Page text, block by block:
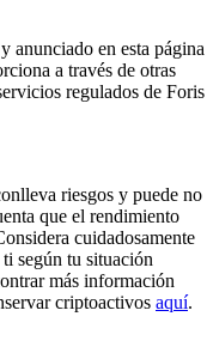
anunciado en esta página
a través de otras
regulados de Foris
riesgos y puede no
que el rendimiento
cuidadosamente
según tu situación
más información
criptoactivos aquí.